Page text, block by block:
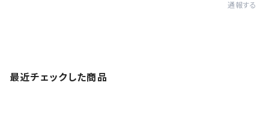
通報する
最近チェックした商品